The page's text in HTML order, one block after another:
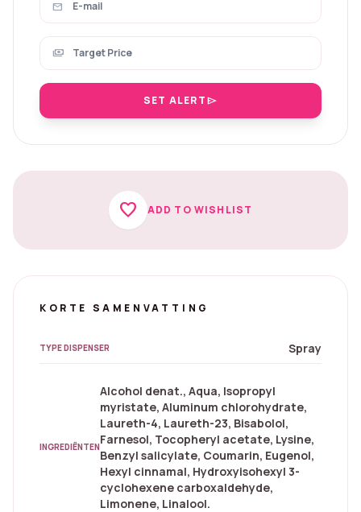
mail
payments
SET ALERTsend
favorite ADD TO WISHLIST
KORTE SAMENVATTING
TYPE DISPENSER Spray
INGREDIËNTEN
Alcohol denat., Aqua, Isopropyl
myristate, Aluminum chlorohydrate,
Laureth-4, Laureth-23, Bisabolol,
Farnesol, Tocopheryl acetate, Lysine,
Benzyl salicylate, Coumarin, Eugenol,
Hexyl cinnamal, Hydroxyisohexyl 3-
cyclohexene carboxaldehyde,
Limonene, Linalool.